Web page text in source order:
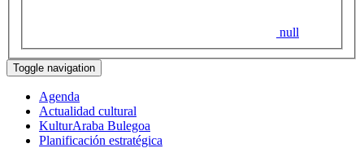
null
Toggle navigation
Agenda
Actualidad cultural
KulturAraba Bulegoa
Planificación estratégica